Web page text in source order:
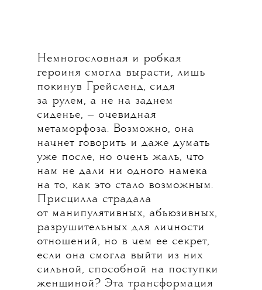
Немногословная и робкая
героиня смогла вырасти, лишь
покинув Грейсленд, сидя
за рулем, а не на заднем
сиденье, — очевидная
метаморфоза. Возможно, она
начнет говорить и даже думать
уже после, но очень жаль, что
нам не дали ни одного намека
на то, как это стало возможным.
Присцилла страдала
от манипулятивных, абьюзивных,
разрушительных для личности
отношений, но в чем ее секрет,
если она смогла выйти из них
сильной, способной на поступки
женщиной? Эта трансформация